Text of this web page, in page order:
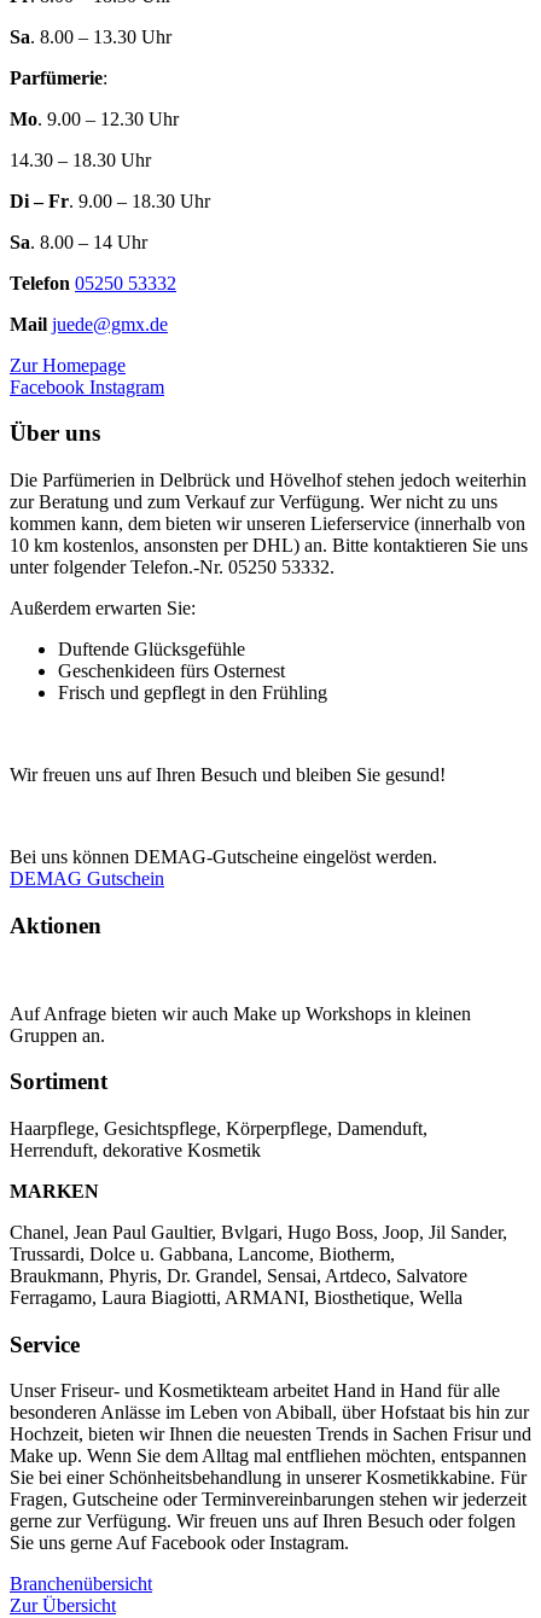
Sa. 8.00 – 13.30 Uhr
Parfümerie:
Mo. 9.00 – 12.30 Uhr
14.30 – 18.30 Uhr
Di – Fr. 9.00 – 18.30 Uhr
Sa. 8.00 – 14 Uhr
Telefon 05250 53332
Mail juede@gmx.de
Zur Homepage
Facebook Instagram
Über uns
Die Parfümerien in Delbrück und Hövelhof stehen jedoch weiterhin
zur Beratung und zum Verkauf zur Verfügung. Wer nicht zu uns
kommen kann, dem bieten wir unseren Lieferservice (innerhalb von
10 km kostenlos, ansonsten per DHL) an. Bitte kontaktieren Sie uns
unter folgender Telefon.-Nr. 05250 53332.
Außerdem erwarten Sie:
Duftende Glücksgefühle
Geschenkideen fürs Osternest
Frisch und gepflegt in den Frühling
Wir freuen uns auf Ihren Besuch und bleiben Sie gesund!
Bei uns können DEMAG-Gutscheine eingelöst werden.
DEMAG Gutschein
Aktionen
Auf Anfrage bieten wir auch Make up Workshops in kleinen
Gruppen an.
Sortiment
Haarpflege, Gesichtspflege, Körperpflege, Damenduft,
Herrenduft, dekorative Kosmetik
MARKEN
Chanel, Jean Paul Gaultier, Bvlgari, Hugo Boss, Joop, Jil Sander,
Trussardi, Dolce u. Gabbana, Lancome, Biotherm,
Braukmann, Phyris, Dr. Grandel, Sensai, Artdeco, Salvatore
Ferragamo, Laura Biagiotti, ARMANI, Biosthetique, Wella
Service
Unser Friseur- und Kosmetikteam arbeitet Hand in Hand für alle
besonderen Anlässe im Leben von Abiball, über Hofstaat bis hin zur
Hochzeit, bieten wir Ihnen die neuesten Trends in Sachen Frisur und
Make up. Wenn Sie dem Alltag mal entfliehen möchten, entspannen
Sie bei einer Schönheitsbehandlung in unserer Kosmetikkabine. Für
Fragen, Gutscheine oder Terminvereinbarungen stehen wir jederzeit
gerne zur Verfügung. Wir freuen uns auf Ihren Besuch oder folgen
Sie uns gerne Auf Facebook oder Instagram.
Branchenübersicht
Zur Übersicht